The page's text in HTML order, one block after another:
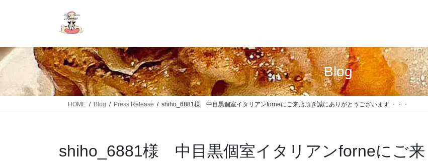
Blog
HOME Blog Press Release shiho_6881様 中目黒個室イタリアンforneにご来店頂き誠にありがとうございます ・・・
shiho_6881様 中目黒個室イタリアンforneにご来